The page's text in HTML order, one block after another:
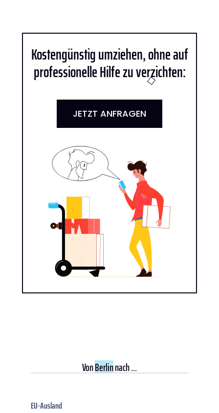
Kostengünstig umziehen, ohne auf
professionelle Hilfe zu verzichten:
JETZT ANFRAGEN
VonBerlinnach ...
EU-Ausland